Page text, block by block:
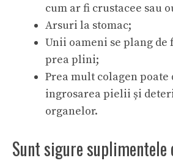
cum ar fi crustacee sau
Arsuri la stomac;
Unii oameni se plang de
prea plini;
Prea mult colagen poate
ingrosarea pielii și
organelor.
Sunt sigure suplimentele